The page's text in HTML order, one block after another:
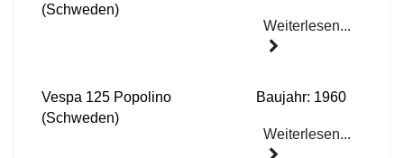
(Schweden)
Weiterlesen...
Vespa 125 Popolino
(Schweden)
Baujahr: 1960
Weiterlesen...